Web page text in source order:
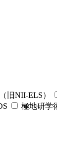
旧NII-ELS）
極地研学